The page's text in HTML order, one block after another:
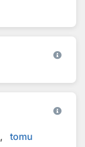
tomu